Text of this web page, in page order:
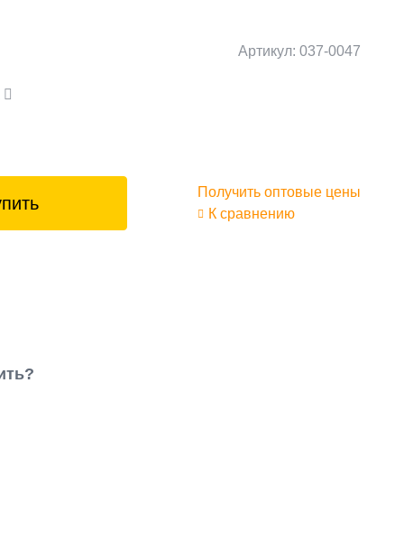
Артикул: 037-0047
Получить оптовые цены
К сравнению